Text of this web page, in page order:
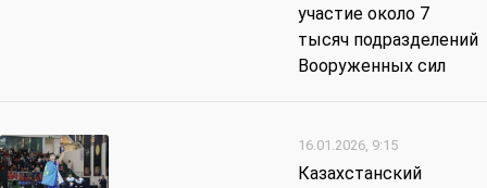
участие около 7
тысяч подразделений
Вооруженных сил
16.01.2026, 9:15
Казахстанский